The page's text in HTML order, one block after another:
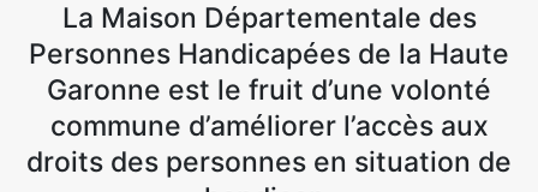
La Maison Départementale des
Personnes Handicapées de la Haute
Garonne est le fruit d’une volonté
commune d’améliorer l’accès aux
droits des personnes en situation de